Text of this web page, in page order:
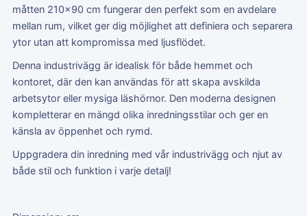
måtten 210x90 cm fungerar den perfekt som en avdelare
mellan rum, vilket ger dig möjlighet att definiera och separera
ytor utan att kompromissa med ljusflödet.
Denna industrivägg är idealisk för både hemmet och
kontoret, där den kan användas för att skapa avskilda
arbetsytor eller mysiga läshörnor. Den moderna designen
kompletterar en mängd olika inredningsstilar och ger en
känsla av öppenhet och rymd.
Uppgradera din inredning med vår industrivägg och njut av
både stil och funktion i varje detalj!